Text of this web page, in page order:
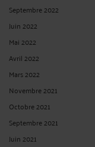
Septembre 2022
Juin 2022
Mai 2022
Avril 2022
Mars 2022
Novembre 2021
Octobre 2021
Septembre 2021
Juin 2021